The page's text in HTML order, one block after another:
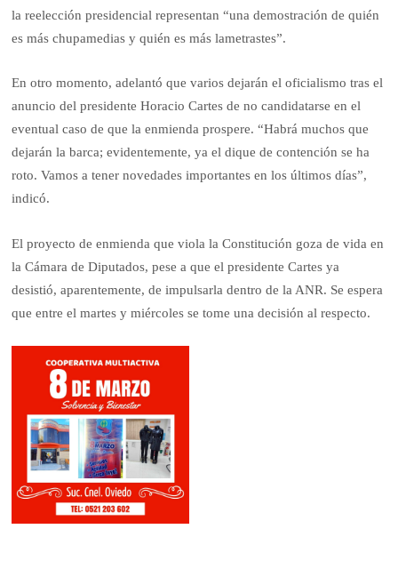
la reelección presidencial representan “una demostración de quién
es más chupamedias y quién es más lametrastes”.
En otro momento, adelantó que varios dejarán el oficialismo tras el
anuncio del presidente Horacio Cartes de no candidatarse en el
eventual caso de que la enmienda prospere. “Habrá muchos que
dejarán la barca; evidentemente, ya el dique de contención se ha
roto. Vamos a tener novedades importantes en los últimos días”,
indicó.
El proyecto de enmienda que viola la Constitución goza de vida en
la Cámara de Diputados, pese a que el presidente Cartes ya
desistió, aparentemente, de impulsarla dentro de la ANR. Se espera
que entre el martes y miércoles se tome una decisión al respecto.